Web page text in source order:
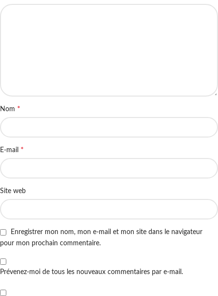
Nom *
E-mail *
Site web
Enregistrer mon nom, mon e-mail et mon site dans le navigateur
pour mon prochain commentaire.
Prévenez-moi de tous les nouveaux commentaires par e-mail.